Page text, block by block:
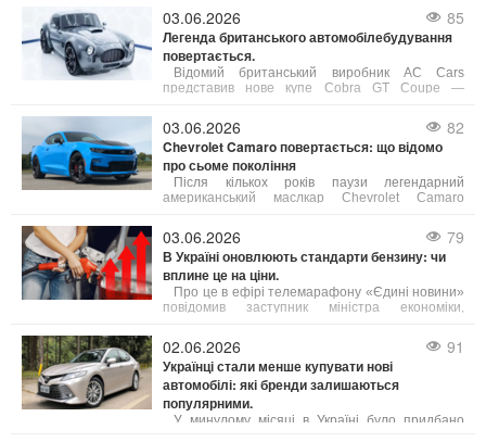
автомобілі, а також автобуси, маршрутні таксі та
таксі.
03.06.2026 85
Легенда британського автомобілебудування
повертається.
Відомий британський виробник AC Cars
представив нове купе Cobra GT Coupe —
03.06.2026 82
Chevrolet Camaro повертається: що відомо
про сьоме покоління
Після кількох років паузи легендарний
американський маслкар Chevrolet Camaro
бренду. За даними джерел, близьких до General
Motors, компанія активно розробляє сьоме
покоління культового спорткара.
03.06.2026 79
В Україні оновлюють стандарти бензину: чи
вплине це на ціни.
Про це в ефірі телемарафону «Єдині новини»
повідомив заступник міністра економіки,
02.06.2026 91
Українці стали менше купувати нові
автомобілі: які бренди залишаються
популярними.
У минулому місяці в Україні було придбано